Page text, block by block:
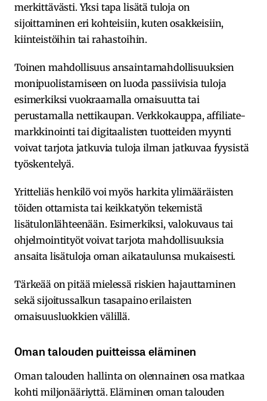
merkittävästi. Yksi tapa lisätä tuloja on
sijoittaminen eri kohteisiin, kuten osakkeisiin,
kiinteistöihin tai rahastoihin.
Toinen mahdollisuus ansaintamahdollisuuksien
monipuolistamiseen on luoda passiivisia tuloja
esimerkiksi vuokraamalla omaisuutta tai
perustamalla nettikaupan. Verkkokauppa, affiliate-
markkinointi tai digitaalisten tuotteiden myynti
voivat tarjota jatkuvia tuloja ilman jatkuvaa fyysistä
työskentelyä.
Yritteliäs henkilö voi myös harkita ylimääräisten
töiden ottamista tai keikkatyön tekemistä
lisätulonlähteenään. Esimerkiksi, valokuvaus tai
ohjelmointityöt voivat tarjota mahdollisuuksia
ansaita lisätuloja oman aikataulunsa mukaisesti.
Tärkeää on pitää mielessä riskien hajauttaminen
sekä sijoitussalkun tasapaino erilaisten
omaisuusluokkien välillä.
Oman talouden puitteissa eläminen
Oman talouden hallinta on olennainen osa matkaa
kohti miljonääriyttä. Eläminen oman talouden